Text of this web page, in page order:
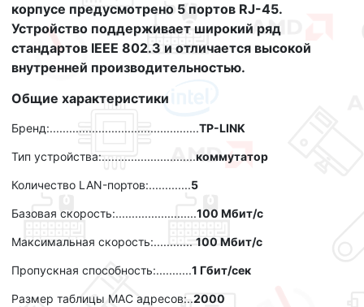
корпусе предусмотрено 5 портов RJ-45.
Устройство поддерживает широкий ряд
стандартов IEEE 802.3 и отличается высокой
внутренней производительностью.
Общие характеристики
Бренд:..............................................TP-LINK
Тип устройства:.............................коммутатор
Количество LAN-портов:.............5
Базовая скорость:.........................100 Мбит/с
Максимальная скорость:............ 100 Мбит/с
Пропускная способность:...........1 Гбит/сек
Размер таблицы MAC адресов:..2000